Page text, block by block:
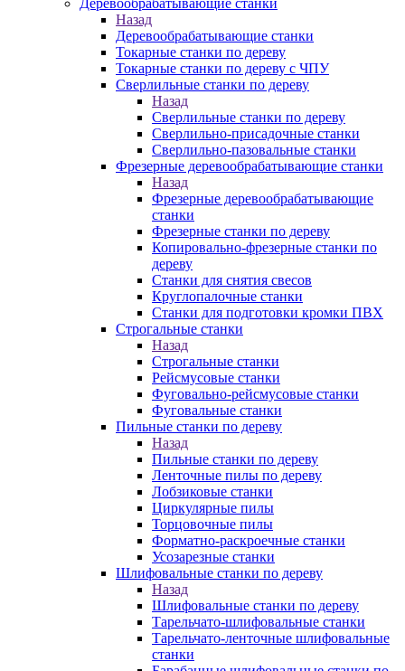
Деревообрабатывающие станки
Назад
Деревообрабатывающие станки
Токарные станки по дереву
Токарные станки по дереву с ЧПУ
Сверлильные станки по дереву
Назад
Сверлильные станки по дереву
Сверлильно-присадочные станки
Сверлильно-пазовальные станки
Фрезерные деревообрабатывающие станки
Назад
Фрезерные деревообрабатывающие
станки
Фрезерные станки по дереву
Копировально-фрезерные станки по
дереву
Станки для снятия свесов
Круглопалочные станки
Станки для подготовки кромки ПВХ
Строгальные станки
Назад
Строгальные станки
Рейсмусовые станки
Фуговально-рейсмусовые станки
Фуговальные станки
Пильные станки по дереву
Назад
Пильные станки по дереву
Ленточные пилы по дереву
Лобзиковые станки
Циркулярные пилы
Торцовочные пилы
Форматно-раскроечные станки
Усозарезные станки
Шлифовальные станки по дереву
Назад
Шлифовальные станки по дереву
Тарельчато-шлифовальные станки
Тарельчато-ленточные шлифовальные
станки